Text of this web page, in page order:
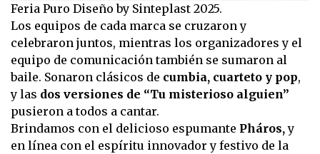
Feria Puro Diseño by Sinteplast 2025.
Los equipos de cada marca se cruzaron y
celebraron juntos, mientras los organizadores y el
equipo de comunicación también se sumaron al
baile. Sonaron clásicos de cumbia, cuarteto y pop,
y las dos versiones de “Tu misterioso alguien”
pusieron a todos a cantar.
Brindamos con el delicioso espumante Pháros,y
en línea con el espíritu innovador y festivo de la